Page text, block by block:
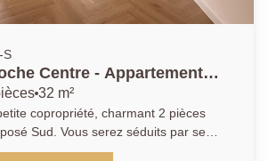
S
Centre - Appartement 2
32 m²
copropriété, charmant 2 pièces
Sud. Vous serez séduits par ses
sa luminosité et son plan parfait